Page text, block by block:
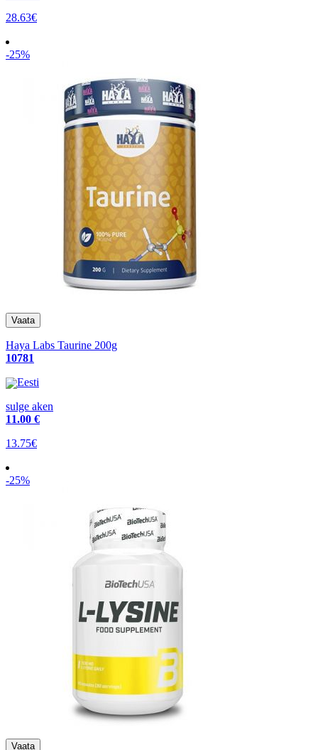
28.63€
-25%
Haya Labs Taurine 200g
10781
Eesti
sulge aken
11.00 €
13.75€
-25%